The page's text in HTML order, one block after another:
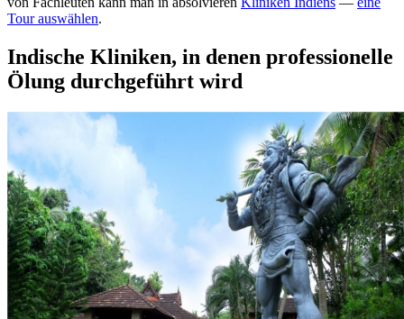
Tour auswählen.
Indische Kliniken, in denen professionelle
Ölung durchgeführt wird